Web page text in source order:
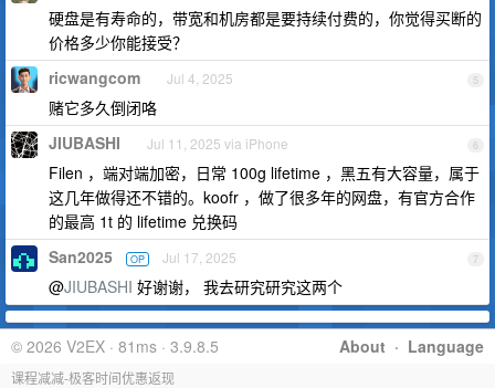
硬盘是有寿命的，带宽和机房都是要持续付费的，你觉得买断的
价格多少你能接受？
5
ricwangcom Jul 4, 2025
赌它多久倒闭咯
6
JIUBASHI Jul 11, 2025 via iPhone
Filen ，端对端加密，日常 100g lifetime ，黑五有大容量，属于
这几年做得还不错的。koofr ，做了很多年的网盘，有官方合作
的最高 1t 的 lifetime 兑换码
7
San2025 OP Jul 17, 2025
@JIUBASHI 好谢谢， 我去研究研究这两个
About · Language
© 2026 V2EX · 81ms · 3.9.8.5
课程减减-极客时间优惠返现